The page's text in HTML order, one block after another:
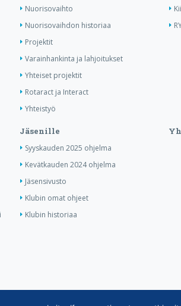
Nuorisovaihto
Nuorisovaihdon historiaa
Projektit
Varainhankinta ja lahjoitukset
Yhteiset projektit
Rotaract ja Interact
Yhteistyö
Jäsenille
Syyskauden 2025 ohjelma
Kevätkauden 2024 ohjelma
Jäsensivusto
Klubin omat ohjeet
Klubin historiaa